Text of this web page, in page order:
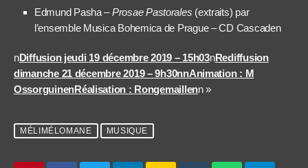
Edmund Pasha –Prosae Pastorales (extraits) par
l’ensemble Musica Bohemica de Prague – CD Cascaden
nDiffusion jeudi 19 décembre 2019 – 15h03nRediffusion
dimanche 21 décembre 2019 – 9h30nnAnimation : M
OssorguinenRéalisation : Rongemaillenn »
MÉLIMÉLOMANE MUSIQUE